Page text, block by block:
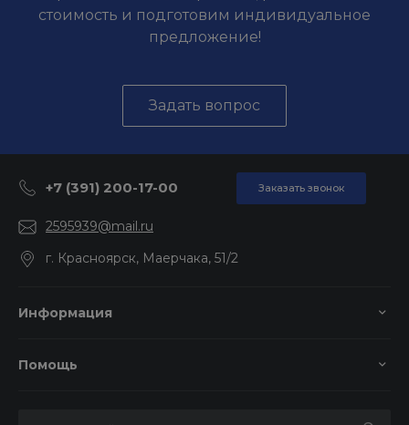
стоимость и подготовим индивидуальное
предложение!
Задать вопрос
+7 (391) 200-17-00 Заказать звонок
2595939@mail.ru
г. Красноярск, Маерчака, 51/2
Информация
Помощь